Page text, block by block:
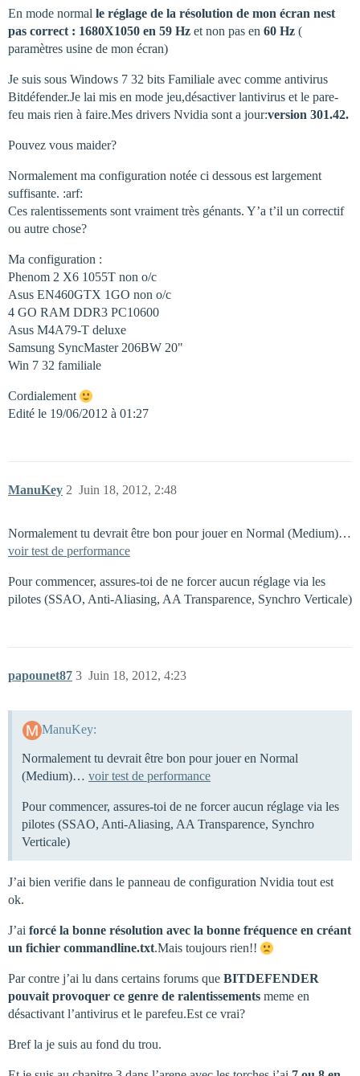
En mode normal le réglage de la résolution de mon écran nest
pas correct : 1680X1050 en 59 Hz et non pas en 60 Hz (
paramètres usine de mon écran)
Je suis sous Windows 7 32 bits Familiale avec comme antivirus
Bitdéfender.Je lai mis en mode jeu,désactiver lantivirus et le pare-
feu mais rien à faire.Mes drivers Nvidia sont a jour:version 301.42.
Pouvez vous maider?
Normalement ma configuration notée ci dessous est largement
suffisante. :arf:
Ces ralentissements sont vraiment très génants. Y’a t’il un correctif
ou autre chose?
Ma configuration :
Phenom 2 X6 1055T non o/c
Asus EN460GTX 1GO non o/c
4 GO RAM DDR3 PC10600
Asus M4A79-T deluxe
Samsung SyncMaster 206BW 20"
Win 7 32 familiale
Cordialement
Edité le 19/06/2012 à 01:27
ManuKey Juin 18, 2012, 2:48
2
Normalement tu devrait être bon pour jouer en Normal (Medium)…
voir test de performance
Pour commencer, assures-toi de ne forcer aucun réglage via les
pilotes (SSAO, Anti-Aliasing, AA Transparence, Synchro Verticale)
papounet87 Juin 18, 2012, 4:23
3
ManuKey:
Normalement tu devrait être bon pour jouer en Normal
(Medium)… voir test de performance
Pour commencer, assures-toi de ne forcer aucun réglage via les
pilotes (SSAO, Anti-Aliasing, AA Transparence, Synchro
Verticale)
J’ai bien verifie dans le panneau de configuration Nvidia tout est
ok.
J’ai forcé la bonne résolution avec la bonne fréquence en créant
un fichier commandline.txt.Mais toujours rien!!
Par contre j’ai lu dans certains forums que BITDEFENDER
pouvait provoquer ce genre de ralentissements meme en
désactivant l’antivirus et le parefeu.Est ce vrai?
Bref la je suis au fond du trou.